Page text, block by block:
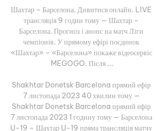
Шахтар – Барселона. Дивитися онлайн. LIVE
трансляція 9 годин тому — Шахтар –
Барселона. Прогноз і анонс на матч Ліги
чемпіонів. У прямому ефірі поєдинок
«Шахтар» – «Барселона» покаже відеосервіс
MEGOGO. Після ...
Shakhtar Donetsk Barcelona прямий ефір
7 листопада 2023 40 хвилин тому —
Shakhtar Donetsk Barcelona прямий ефір
7 листопада 2023 1 годину тому — Барселона
U-19 – Шахтар U-19 пряма трансляція матчу